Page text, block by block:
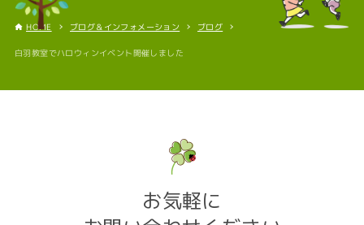
HOME ブログ＆インフォメーション ブログ
白羽教室でハロウィンイベント開催しました
お気軽に